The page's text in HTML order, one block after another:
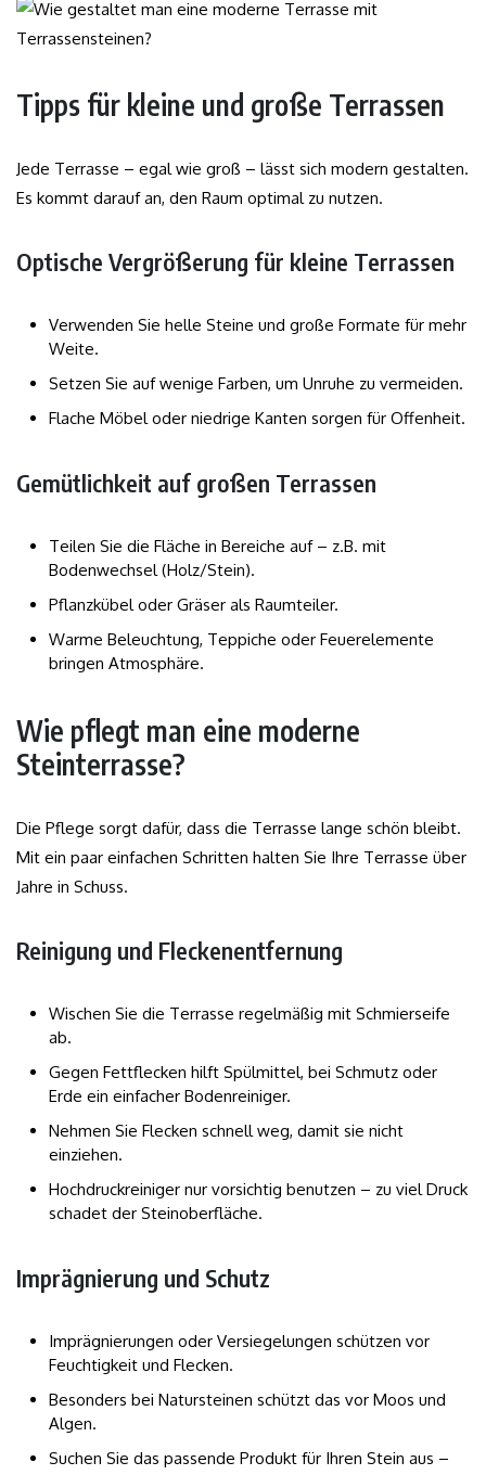
Tipps für kleine und große Terrassen
Jede Terrasse – egal wie groß – lässt sich modern gestalten.
Es kommt darauf an, den Raum optimal zu nutzen.
Optische Vergrößerung für kleine Terrassen
Verwenden Sie helle Steine und große Formate für mehr
Weite.
Setzen Sie auf wenige Farben, um Unruhe zu vermeiden.
Flache Möbel oder niedrige Kanten sorgen für Offenheit.
Gemütlichkeit auf großen Terrassen
Teilen Sie die Fläche in Bereiche auf – z.B. mit
Bodenwechsel (Holz/Stein).
Pflanzkübel oder Gräser als Raumteiler.
Warme Beleuchtung, Teppiche oder Feuerelemente
bringen Atmosphäre.
Wie pflegt man eine moderne
Steinterrasse?
Die Pflege sorgt dafür, dass die Terrasse lange schön bleibt.
Mit ein paar einfachen Schritten halten Sie Ihre Terrasse über
Jahre in Schuss.
Reinigung und Fleckenentfernung
Wischen Sie die Terrasse regelmäßig mit Schmierseife
ab.
Gegen Fettflecken hilft Spülmittel, bei Schmutz oder
Erde ein einfacher Bodenreiniger.
Nehmen Sie Flecken schnell weg, damit sie nicht
einziehen.
Hochdruckreiniger nur vorsichtig benutzen – zu viel Druck
schadet der Steinoberfläche.
Imprägnierung und Schutz
Imprägnierungen oder Versiegelungen schützen vor
Feuchtigkeit und Flecken.
Besonders bei Natursteinen schützt das vor Moos und
Algen.
Suchen Sie das passende Produkt für Ihren Stein aus –